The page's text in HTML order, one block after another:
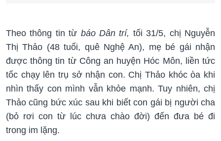
Theo thông tin từ báo Dân trí, tối 31/5, chị Nguyễn
Thị Thảo (48 tuổi, quê Nghệ An), mẹ bé gái nhận
được thông tin từ Công an huyện Hóc Môn, liền tức
tốc chạy lên trụ sở nhận con. Chị Thảo khóc òa khi
nhìn thấy con mình vẫn khỏe mạnh. Tuy nhiên, chị
Thảo cũng bức xúc sau khi biết con gái bị người cha
(bỏ rơi con từ lúc chưa chào đời) đến đưa bé đi
trong im lặng.